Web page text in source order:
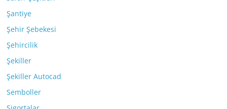
Şantiye
Şehir Şebekesi
Şehircilik
Şekiller
Şekiller Autocad
Semboller